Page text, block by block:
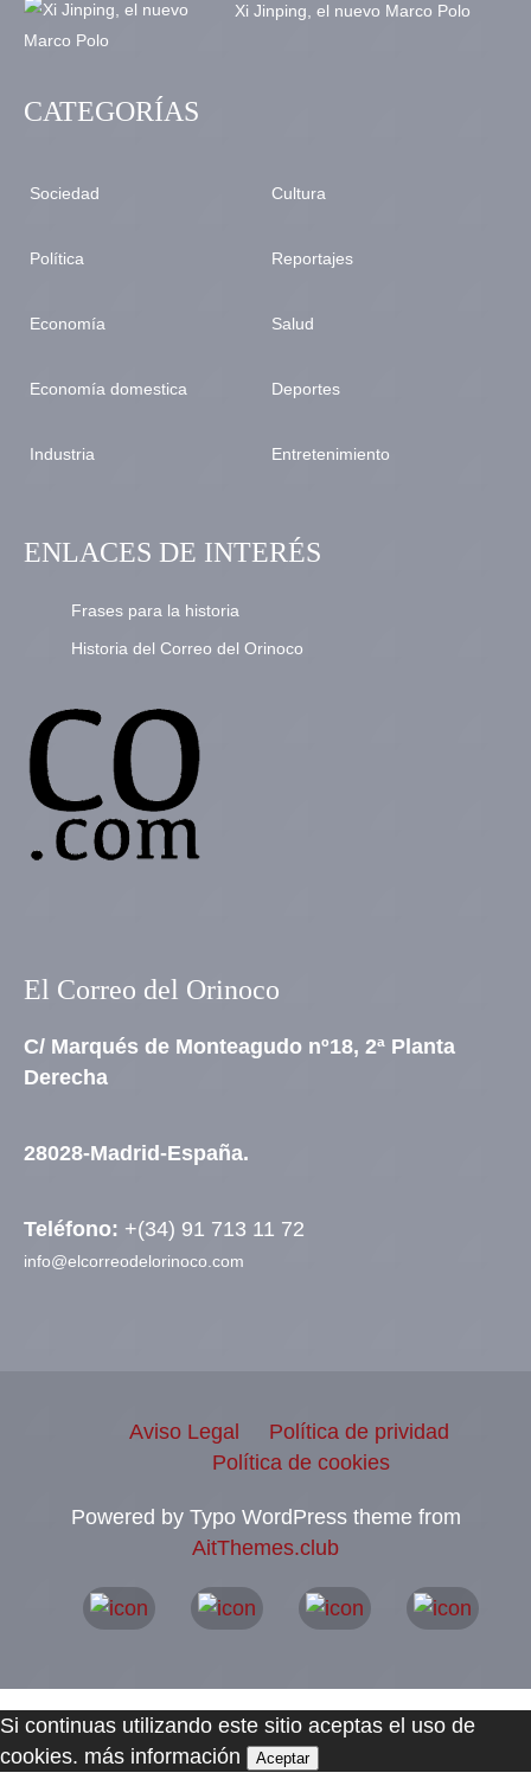
Xi Jinping, el nuevo Marco Polo
CATEGORÍAS
Sociedad
Política
Economía
Economía domestica
Industria
Cultura
Reportajes
Salud
Deportes
Entretenimiento
ENLACES DE INTERÉS
Frases para la historia
Historia del Correo del Orinoco
El Correo del Orinoco
C/ Marqués de Monteagudo nº18, 2ª Planta
Derecha
28028-Madrid-España.
Teléfono: +(34) 91 713 11 72
info@elcorreodelorinoco.com
Aviso Legal
Política de prividad
Política de cookies
Powered by Typo WordPress theme from
AitThemes.club
Si continuas utilizando este sitio aceptas el uso de
cookies. más información Aceptar